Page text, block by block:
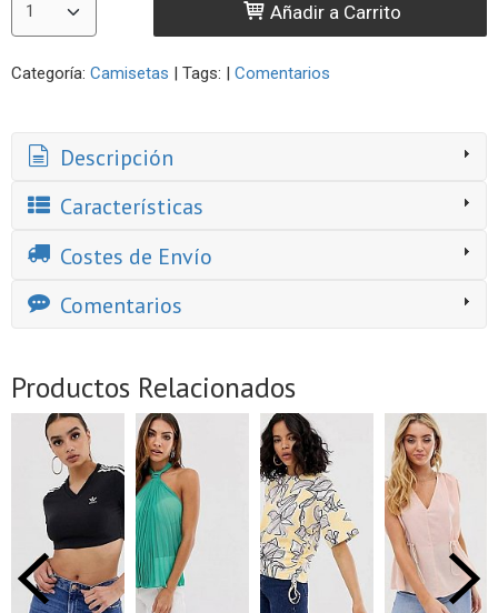
Añadir a Carrito
Categoría: Camisetas | Tags: | Comentarios
Descripción
Características
Costes de Envío
Comentarios
Productos Relacionados